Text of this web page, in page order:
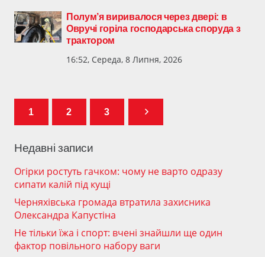
Полум’я виривалося через двері: в
Овручі горіла господарська споруда з
трактором
16:52, Середа, 8 Липня, 2026
1 2 3
Недавні записи
Огірки ростуть гачком: чому не варто одразу
сипати калій під кущі
Черняхівська громада втратила захисника
Олександра Капустіна
Не тільки їжа і спорт: вчені знайшли ще один
фактор повільного набору ваги